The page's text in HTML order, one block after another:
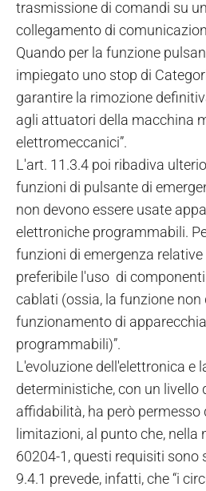
trasmissione di comandi su
collegamento di
Quando per la funzione
impiegato uno stop di
garantire la rimozione
agli attuatori della macchina
elettromeccanici”.
L'art. 11.3.4 poi ribadiva
funzioni di pulsante di
non devono essere usate
elettroniche programmabili.
funzioni di emergenza
preferibile l'uso di
cablati (ossia, la funzione non
funzionamento di
programmabili)”.
L'evoluzione dell'elettronica e
deterministiche, con un livello
affidabilità, ha però permesso
limitazioni, al punto che, nella
60204-1, questi requisiti sono
9.4.1 prevede, infatti, che “i